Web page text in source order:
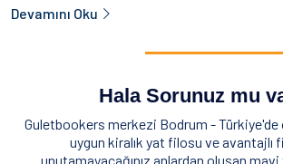
Devamını Oku
Hala Sorunuz mu
Guletbookers merkezi Bodrum - Türkiye'de
uygun kiralık yat filosu ve avantajlı
unutamayacağınız anlardan oluşan